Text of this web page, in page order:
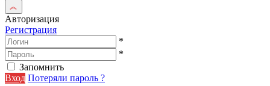
Авторизация
Регистрация
*
*
Запомнить
Вход Потеряли пароль ?